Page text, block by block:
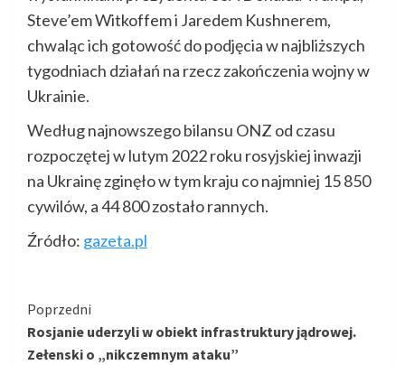
Steve’em Witkoffem i Jaredem Kushnerem,
chwaląc ich gotowość do podjęcia w najbliższych
tygodniach działań na rzecz zakończenia wojny w
Ukrainie.
Według najnowszego bilansu ONZ od czasu
rozpoczętej w lutym 2022 roku rosyjskiej inwazji
na Ukrainę zginęło w tym kraju co najmniej 15 850
cywilów, a 44 800 zostało rannych.
Źródło: gazeta.pl
Kontynuuj
czytanie
Poprzedni
Rosjanie uderzyli w obiekt infrastruktury jądrowej.
Zełenski o „nikczemnym ataku”